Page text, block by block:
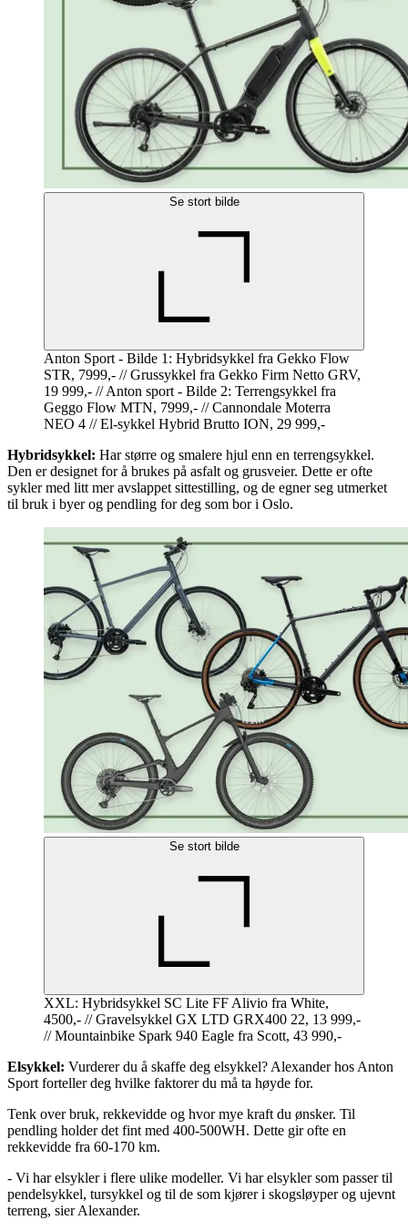
Se stort bilde
Anton Sport - Bilde 1: Hybridsykkel fra Gekko Flow
STR, 7999,- // Grussykkel fra Gekko Firm Netto GRV,
19 999,- // Anton sport - Bilde 2: Terrengsykkel fra
Geggo Flow MTN, 7999,- // Cannondale Moterra
NEO 4 // El-sykkel Hybrid Brutto ION, 29 999,-
Hybridsykkel: Har større og smalere hjul enn en terrengsykkel.
Den er designet for å brukes på asfalt og grusveier. Dette er ofte
sykler med litt mer avslappet sittestilling, og de egner seg utmerket
til bruk i byer og pendling for deg som bor i Oslo.
Se stort bilde
XXL: Hybridsykkel SC Lite FF Alivio fra White,
4500,- // Gravelsykkel GX LTD GRX400 22, 13 999,-
// Mountainbike Spark 940 Eagle fra Scott, 43 990,-
Elsykkel: Vurderer du å skaffe deg elsykkel? Alexander hos Anton
Sport forteller deg hvilke faktorer du må ta høyde for.
Tenk over bruk, rekkevidde og hvor mye kraft du ønsker. Til
pendling holder det fint med 400-500WH. Dette gir ofte en
rekkevidde fra 60-170 km.
- Vi har elsykler i flere ulike modeller. Vi har elsykler som passer til
pendelsykkel, tursykkel og til de som kjører i skogsløyper og ujevnt
terreng, sier Alexander.